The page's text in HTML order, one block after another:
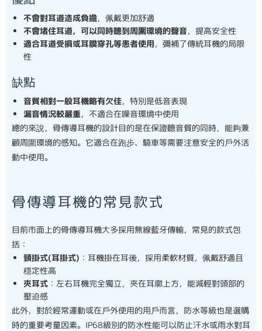
不會對耳道造成負擔，佩戴更加舒適
不會堵住耳道，可以同時聽到周圍環境的聲音，提高安全性
適合耳道受損或耳膜穿孔等患者使用，彌補了傳統耳機的局限
性
缺點
音質相對一般耳機略有欠佳，特別是低音表現
漏音情況較嚴重，不適合在噪音環境中使用
總的來說，骨傳導耳機的設計目的是在保證聽音質的同時，能夠兼
顧周圍環境的感知。它適合在跑步、騎車等需要注意安全的戶外活
動中使用。
骨傳導耳機的常見款式
目前市面上的骨傳導耳機大多採用無線藍牙傳輸，常見的款式包
括：
頸掛式(耳掛式) ：耳機掛在耳後，採用柔軟材質，佩戴舒適且
穩定性高
夾耳式 ：左右耳機完全獨立，夾在耳廓上方，能減輕對頭部的
壓迫感
此外，對於經常運動或在戶外使用的用戶而言，防水等級也是選購
時的重要考量因素。IP68級別的防水性能可以防止汗水或雨水對耳